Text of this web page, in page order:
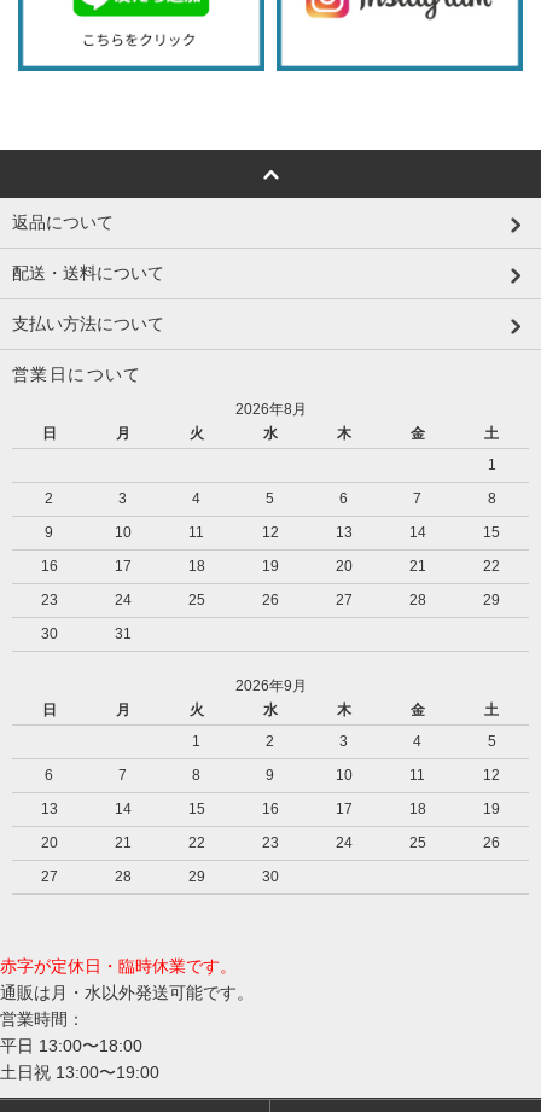
返品について
配送・送料について
支払い方法について
営業日について
2026年8月
日
月 火 水 木 金
土
1
2
3 4 5 6 7
8
9
10 11 12 13 14
15
16
17 18 19 20 21
22
23
24 25 26 27 28
29
30
31
2026年9月
日
月 火 水 木 金
土
1
2 3 4
5
6
7 8 9 10 11
12
13
14 15 16 17 18
19
20
21 22 23 24 25
26
27
28 29 30
赤字が定休日・臨時休業です。
通販は月・水以外発送可能です。
営業時間：
平日 13:00〜18:00
土日祝 13:00〜19:00